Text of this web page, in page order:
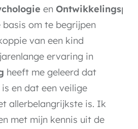
en
basis om te begrijpen
van een kind
ervaring in
heeft me geleerd dat
en dat een veilige
allerbelangrijkste is. Ik
met mijn kennis uit de